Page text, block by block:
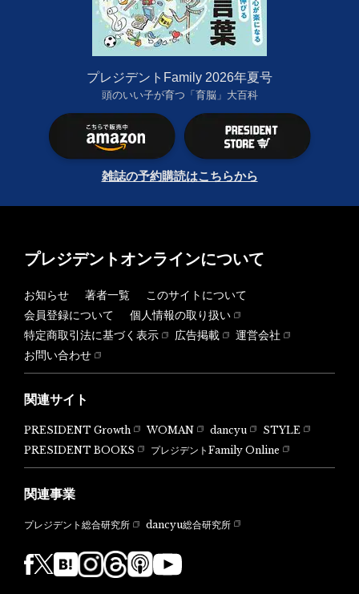
プレジデントFamily 2026年夏号
頭のいい子が育つ「育脳」大百科
雑誌の予約購読はこちらから
プレジデントオンラインについて
お知らせ 著者一覧
このサイトについて
会員登録について
個人情報の取り扱い
特定商取引法に基づく表示
広告掲載
運営会社
お問い合わせ
関連サイト
PRESIDENT Growth WOMAN dancyu
STYLE
PRESIDENT BOOKS
プレジデントFamily Online
関連事業
プレジデント総合研究所 dancyu総合研究所